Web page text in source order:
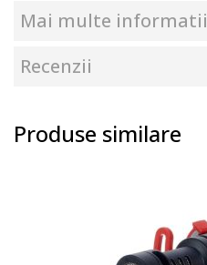
Mai multe informatii
Recenzii
Produse similare